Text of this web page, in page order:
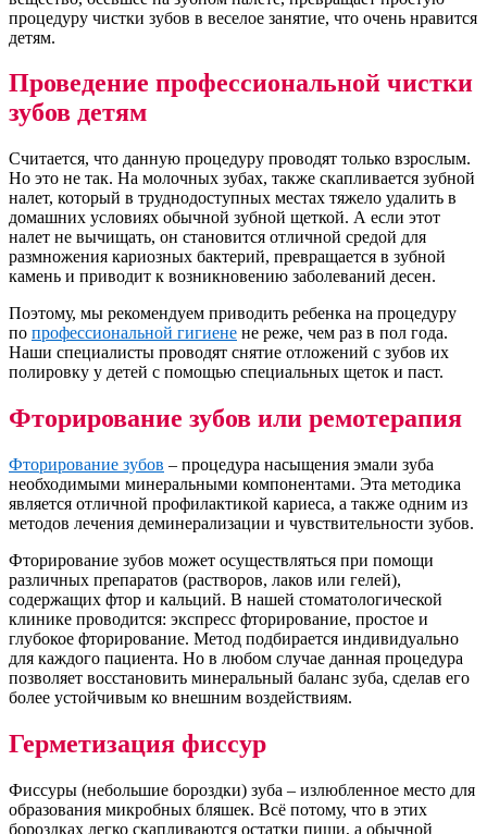
процедуру чистки зубов в веселое занятие, что очень нравится
детям.
Проведение профессиональной чистки
зубов детям
Считается, что данную процедуру проводят только взрослым.
Но это не так. На молочных зубах, также скапливается зубной
налет, который в труднодоступных местах тяжело удалить в
домашних условиях обычной зубной щеткой. А если этот
налет не вычищать, он становится отличной средой для
размножения кариозных бактерий, превращается в зубной
камень и приводит к возникновению заболеваний десен.
Поэтому, мы рекомендуем приводить ребенка на процедуру
по профессиональной гигиене не реже, чем раз в пол года.
Наши специалисты проводят снятие отложений с зубов их
полировку у детей с помощью специальных щеток и паст.
Фторирование зубов или ремотерапия
Фторирование зубов – процедура насыщения эмали зуба
необходимыми минеральными компонентами. Эта методика
является отличной профилактикой кариеса, а также одним из
методов лечения деминерализации и чувствительности зубов.
Фторирование зубов может осуществляться при помощи
различных препаратов (растворов, лаков или гелей),
содержащих фтор и кальций. В нашей стоматологической
клинике проводится: экспресс фторирование, простое и
глубокое фторирование. Метод подбирается индивидуально
для каждого пациента. Но в любом случае данная процедура
позволяет восстановить минеральный баланс зуба, сделав его
более устойчивым ко внешним воздействиям.
Герметизация фиссур
Фиссуры (небольшие бороздки) зуба – излюбленное место для
образования микробных бляшек. Всё потому, что в этих
бороздках легко скапливаются остатки пищи, а обычной